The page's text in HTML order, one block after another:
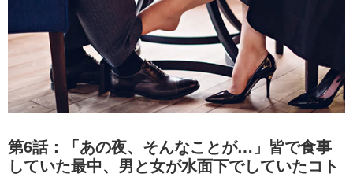
第6話：「あの夜、そんなことが…」皆で食事
していた最中、男と女が水面下でしていたコト